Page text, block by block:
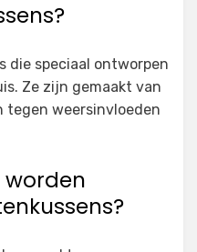
die speciaal ontworpen
Ze zijn gemaakt van
tegen weersinvloeden